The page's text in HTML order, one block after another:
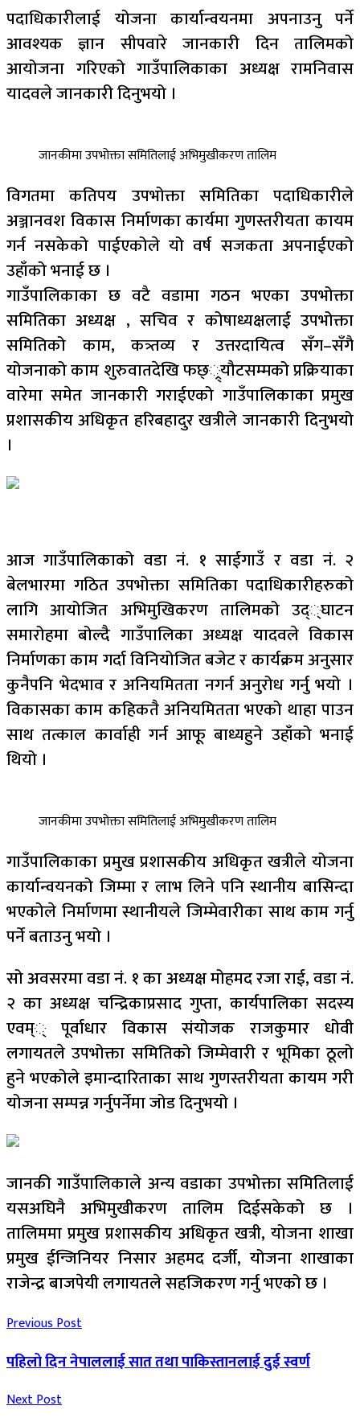
पदाधिकारीलाई योजना कार्यान्वयनमा अपनाउनु पर्ने
आवश्यक ज्ञान सीपवारे जानकारी दिन तालिमको
आयोजना गरिएको गाउँपालिकाका अध्यक्ष रामनिवास
यादवले जानकारी दिनुभयो ।
जानकीमा उपभोक्ता समितिलाई अभिमुखीकरण तालिम
विगतमा कतिपय उपभोक्ता समितिका पदाधिकारीले
अञ्जानवश विकास निर्माणका कार्यमा गुणस्तरीयता कायम
गर्न नसकेको पाईएकोले यो वर्ष सजकता अपनाईएको
उहाँको भनाई छ ।
गाउँपालिकाका छ वटै वडामा गठन भएका उपभोक्ता
समितिका अध्यक्ष , सचिव र कोषाध्यक्षलाई उपभोक्ता
समितिको काम, कत्र्तव्य र उत्तरदायित्व सँग–सँगै
योजनाको काम शुरुवातदेखि फछ््र्यौटसम्मको प्रक्रियाका
वारेमा समेत जानकारी गराईएको गाउँपालिकाका प्रमुख
प्रशासकीय अधिकृत हरिबहादुर खत्रीले जानकारी दिनुभयो
।
आज गाउँपालिकाको वडा नं. १ साईगाउँ र वडा नं. २
बेलभारमा गठित उपभोक्ता समितिका पदाधिकारीहरुको
लागि आयोजित अभिमुखिकरण तालिमको उद््घाटन
समारोहमा बोल्दै गाउँपालिका अध्यक्ष यादवले विकास
निर्माणका काम गर्दा विनियोजित बजेट र कार्यक्रम अनुसार
कुनैपनि भेदभाव र अनियमितता नगर्न अनुरोध गर्नु भयो ।
विकासका काम कहिकतै अनियमितता भएको थाहा पाउन
साथ तत्काल कार्वाही गर्न आफू बाध्यहुने उहाँको भनाई
थियो ।
जानकीमा उपभोक्ता समितिलाई अभिमुखीकरण तालिम
गाउँपालिकाका प्रमुख प्रशासकीय अधिकृत खत्रीले योजना
कार्यान्वयनको जिम्मा र लाभ लिने पनि स्थानीय बासिन्दा
भएकोले निर्माणमा स्थानीयले जिम्मेवारीका साथ काम गर्नु
पर्ने बताउनु भयो ।
सो अवसरमा वडा नं. १ का अध्यक्ष मोहमद रजा राई, वडा नं.
२ का अध्यक्ष चन्द्रिकाप्रसाद गुप्ता, कार्यपालिका सदस्य
एवम्् पूर्वाधार विकास संयोजक राजकुमार धोवी
लगायतले उपभोक्ता समितिको जिम्मेवारी र भूमिका ठूलो
हुने भएकोले इमान्दारिताका साथ गुणस्तरीयता कायम गरी
योजना सम्पन्न गर्नुपर्नेमा जोड दिनुभयो ।
जानकी गाउँपालिकाले अन्य वडाका उपभोक्ता समितिलाई
यसअघिनै अभिमुखीकरण तालिम दिईसकेको छ ।
तालिममा प्रमुख प्रशासकीय अधिकृत खत्री, योजना शाखा
प्रमुख ईन्जिनियर निसार अहमद दर्जी, योजना शाखाका
राजेन्द्र बाजपेयी लगायतले सहजिकरण गर्नु भएको छ ।
Previous Post
पहिलो दिन नेपाललाई सात तथा पाकिस्तानलाई दुई स्वर्ण
Next Post